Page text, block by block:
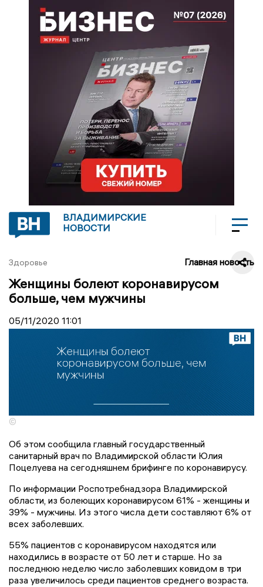
ВЛАДИМИРСКИЕ
НОВОСТИ
Здоровье Главная новость
Женщины болеют коронавирусом
больше, чем мужчины
05/11/2020 11:01
©
Об этом сообщила главный государственный
санитарный врач по Владимирской области Юлия
Поцелуева на сегодняшнем брифинге по коронавирусу.
По информации Роспотребнадзора Владимирской
области, из болеющих коронавирусом 61% - женщины и
39% - мужчины. Из этого числа дети составляют 6% от
всех заболевших.
55% пациентов с коронавирусом находятся или
находились в возрасте от 50 лет и старше. Но за
последнюю неделю число заболевших ковидом в три
раза увеличилось среди пациентов среднего возраста.